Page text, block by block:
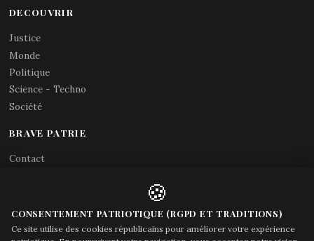
DECOUVRIR
Justice
Monde
Politique
Science - Techno
Société
BRAVE PATRIE
Contact
Acces gouvernement
🍪
CONSENTEMENT PATRIOTIQUE (RGPD ET TRADITIONS)
Ce site utilise des cookies républicains pour améliorer votre expérience